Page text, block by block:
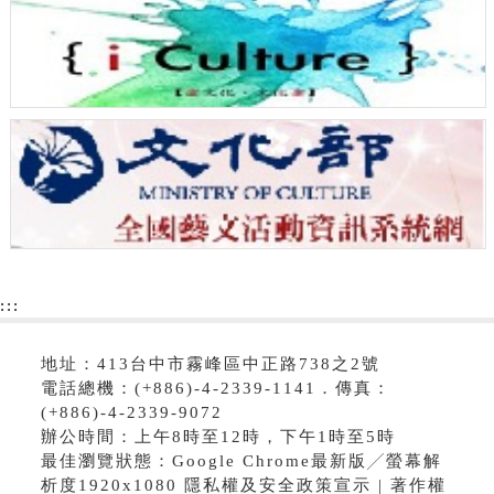
:::
地址：413台中市霧峰區中正路738之2號
電話總機：(+886)-4-2339-1141．傳真：
(+886)-4-2339-9072
辦公時間：上午8時至12時，下午1時至5時
最佳瀏覽狀態：Google Chrome最新版╱螢幕解
析度1920x1080 隱私權及安全政策宣示 | 著作權